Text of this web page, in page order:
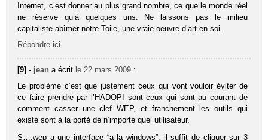
Internet, c’est donner au plus grand nombre, ce que le monde réel
ne réserve qu’à quelques uns. Ne laissons pas le milieu
capitaliste abîmer notre Toile, une vraie oeuvre d’art en soi.
Répondre ici
[9] - jean a écrit le 22 mars 2009 :
Le problème c’est que justement ceux qui vont vouloir éviter de
ce faire prendre par l’HADOPI sont ceux qui sont au courant de
comment casser une clef WEP, et franchement les outils qui
existe sont à la porté de n’importe quel utilisateur.
S….wep a une interface “a la windows”, il suffit de cliquer sur 3